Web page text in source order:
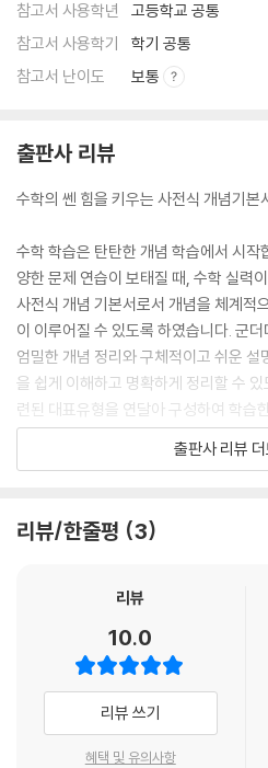
참고서 사용학년
고등학교 공통
참고서 사용학기
학기 공통
참고서 난이도
보통
출판사 리뷰
수학의 쎈 힘을 키우는 사전식 개념기본
수학 학습은 탄탄한 개념 학습에서 시작
양한 문제 연습이 보태질 때, 수학 실력이
사전식 개념 기본서로서 개념을 체계적
이 이루어질 수 있도록 하였습니다. 군
엄밀한 개념 정리와 구체적이고 쉬운
을 쉽게 이해하고 명확하게 정리할 수
련된 대표유형을 연달아 구성하여 학습
통해 확인할 수 있으며, 3단계로 제공되
력과 문제 해결력을 키울 수 있도록 하였
상적, 통합적, 창의적 사고력을 키워 이
우고 수학 자체의 아름다움을 느껴보시
출판사 리뷰
리뷰/한줄평 3
리뷰
10.0
리뷰 쓰기
혜택 및 유의사항